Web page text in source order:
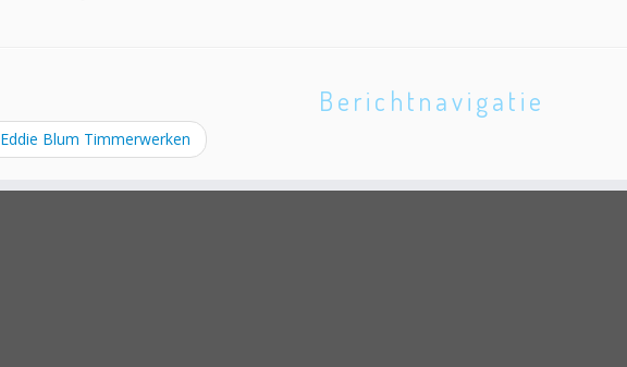
Berichtnavigatie
Eddie Blum Timmerwerken